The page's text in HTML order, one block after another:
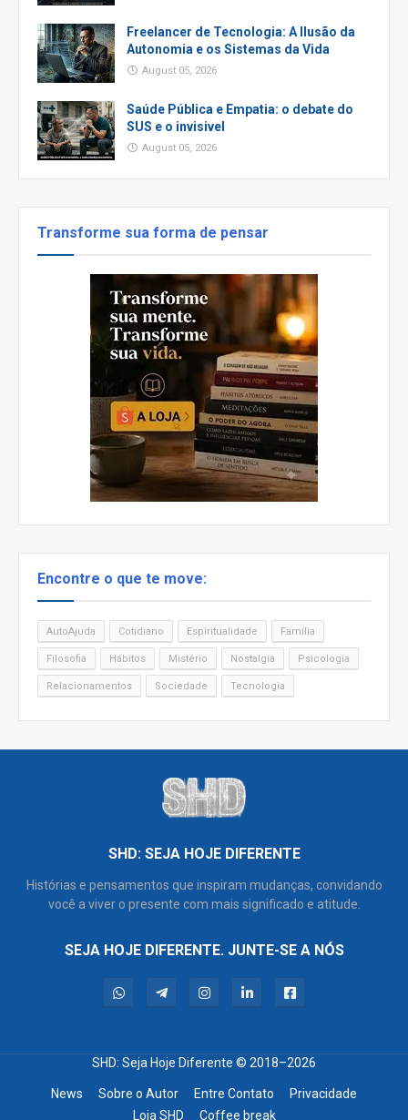
Freelancer de Tecnologia: A Ilusão da
Autonomia e os Sistemas da Vida
August 05, 2026
Saúde Pública e Empatia: o debate do
SUS e o invisivel
August 05, 2026
Transforme sua forma de pensar
Encontre o que te move:
AutoAjuda Cotidiano Espiritualidade Família
Filosofia Hábitos Mistério Nostalgia Psicologia
Relacionamentos Sociedade Tecnologia
SHD: SEJA HOJE DIFERENTE
Histórias e pensamentos que inspiram mudanças, convidando
você a viver o presente com mais significado e atitude.
SEJA HOJE DIFERENTE. JUNTE-SE A NÓS
SHD: Seja Hoje Diferente © 2018–2026
News Sobre o Autor Entre Contato
Privacidade
Loja SHD
Coffee break